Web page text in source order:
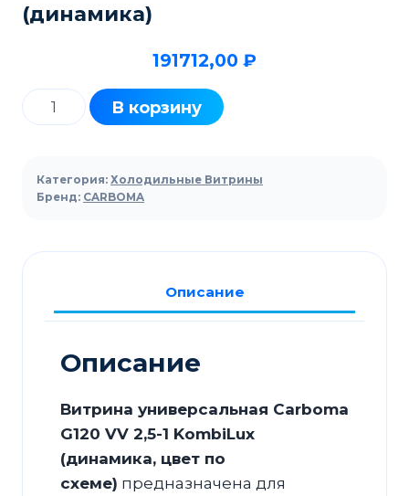
(динамика)
191712,00 ₽
Количество
товара
холодильная
Carboma
VV
2,5-
KombiLux
В корзину
Категория: Холодильные Витрины
Бренд: CARBOMA
Описание
Описание
Витрина универсальная Carboma
G120 VV 2,5-1 KombiLux
(динамика, цвет по
схеме) предназначена для